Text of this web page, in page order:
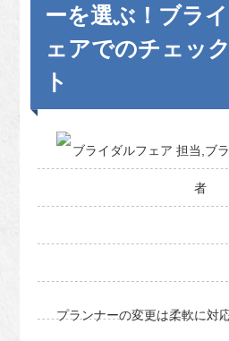
ーを選ぶ！ブラ
ェアでのチェッ
ト
プランナーの変更は柔軟に対